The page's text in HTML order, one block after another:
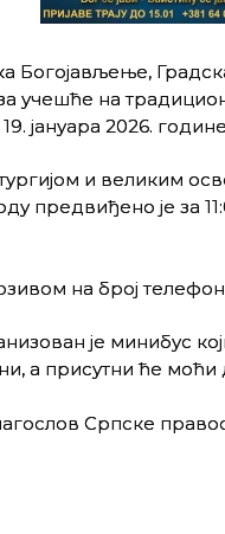
Богојављење,
учешће на
јануара 2026.
и великим
предвиђено је за
на број
је минибус
а присутни ће
Српске